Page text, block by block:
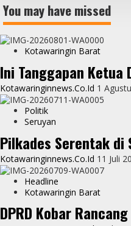
You may have missed
Kotawaringin Barat
Ini Tanggapan Ketua
Kotawaringinnews.co.id 1
Politik
Seruyan
Pilkades Serentak di
Kotawaringinnews.co.id 11 Juli
Headline
Kotawaringin Barat
DPRD Kobar